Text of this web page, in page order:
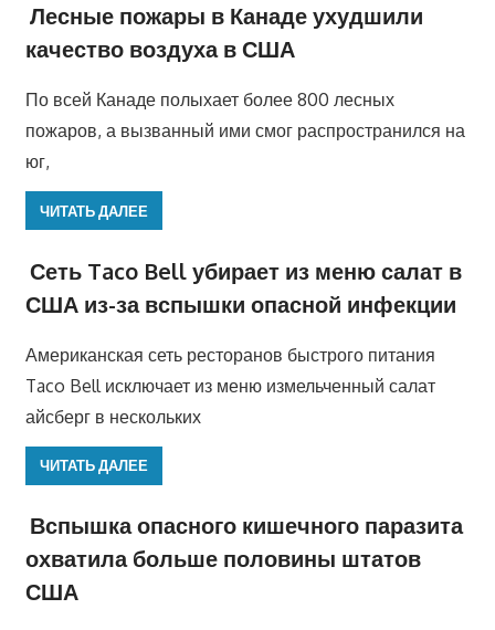
Лесные пожары в Канаде ухудшили
качество воздуха в США
По всей Канаде полыхает более 800 лесных
пожаров, а вызванный ими смог распространился на
юг,
ЧИТАТЬ ДАЛЕЕ
Сеть Taco Bell убирает из меню салат в
США из-за вспышки опасной инфекции
Американская сеть ресторанов быстрого питания
Taco Bell исключает из меню измельченный салат
айсберг в нескольких
ЧИТАТЬ ДАЛЕЕ
Вспышка опасного кишечного паразита
охватила больше половины штатов
США